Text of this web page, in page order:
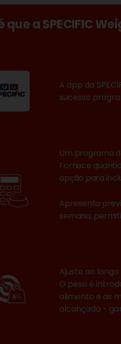
que a SPECIFIC
A app da
sucesso
Um programa
Fornece
opção para
Apresenta
semana,
Ajuste ao
O peso é
alimento e as
alcançada -